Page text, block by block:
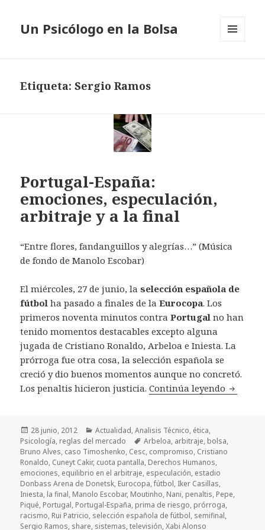
Un Psicólogo en la Bolsa
Etiqueta: Sergio Ramos
Portugal-España:
emociones, especulación,
arbitraje y a la final
“Entre flores, fandanguillos y alegrías…” (Música
de fondo de Manolo Escobar)
El miércoles, 27 de junio, laselección española de
fútbol ha pasado a finales de laEurocopa. Los
primeros noventa minutos contraPortugal no han
tenido momentos destacables excepto alguna
jugada de Cristiano Ronaldo, Arbeloa e Iniesta. La
prórroga fue otra cosa, la selección española se
creció y dio buenos momentos aunque no concretó.
Los penaltis hicieron justicia.Continúa leyendo
Publicado
el
28 junio, 2012 Categorías
Actualidad,Analisis Técnico, ética,
Psicología, reglas del mercado Etiquetas
Arbeloa, arbitraje, bolsa,
Bruno Alves, caso Timoshenko, Cesc, compromiso, Cristiano
Ronaldo, Cuneyt Cakir, cuota pantalla, Derechos Humanos,
emociones, equilibrio en el arbitraje, especulación, estadio
Donbass Arena de Donetsk, Eurocopa,fútbol, Iker Casillas,
Iniesta, la final, Manolo Escobar, Moutinho, Nani, penaltis, Pepe,
Piqué, Portugal, Portugal-España, prima de riesgo, prórroga,
racismo, Rui Patricio, selección española de fútbol, semifinal,
Sergio Ramos, share, sistemas,televisión,Xabi Alonso